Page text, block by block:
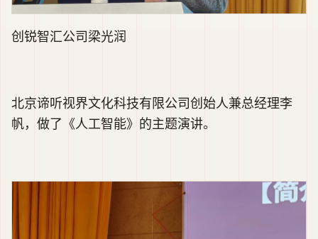
创锐智汇公司梁光润
北京谛听视界文化科技有限公司创始人兼总经理李
帆，做了《人工智能》的主题演讲。